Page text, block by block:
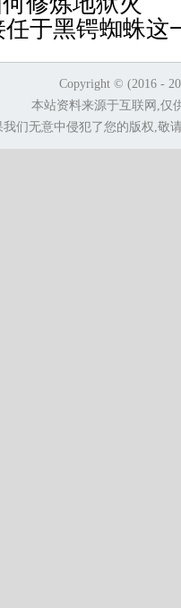
于黑锷蜘蛛这
Copyright © (2016 -
本站资料来源于互联网,仅
我们无意中侵犯了您的版权,敬